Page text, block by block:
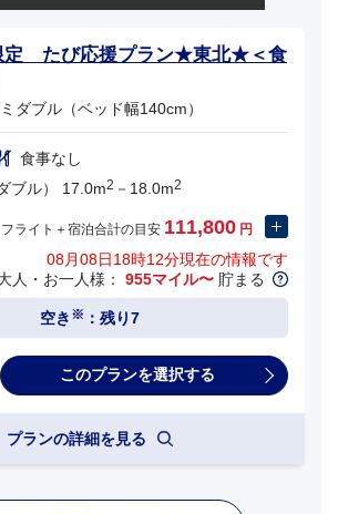
定 たび応援プラン★東北★＜食
ブル（ベッド幅140cm）
食事なし
ブル） 17.0m2 －18.0m2
フライト＋宿泊合計の目安 111,800 円
08月08日18時12分現在の情報です
人・お一人様： 955マイル〜 貯まる
空き ※ ：残り7
プランの詳細を見る